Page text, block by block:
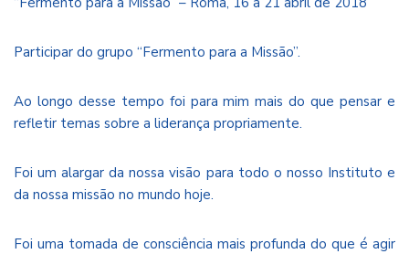
Participar do grupo “Fermento para a Missão”.
Ao longo desse tempo foi para mim mais do que pensar e
refletir temas sobre a liderança propriamente.
Foi um alargar da nossa visão para todo o nosso Instituto e
da nossa missão no mundo hoje.
Foi uma tomada de consciência mais profunda do que é agir